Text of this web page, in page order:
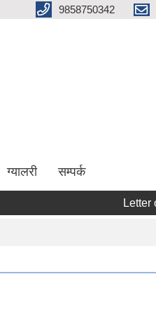
9858750342
ग्यालरी सम्पर्क
Letter of